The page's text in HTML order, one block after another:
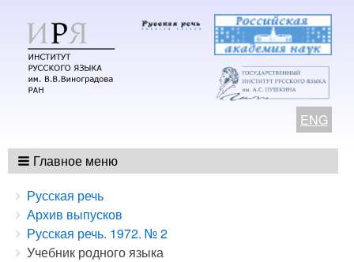
ENG
Главное меню
Breadcrumbs
You
are
here:
Русская речь
Архив выпусков
Русская речь. 1972. № 2
Учебник родного языка